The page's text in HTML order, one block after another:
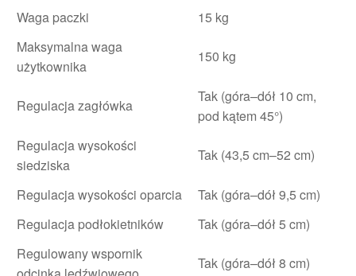
Waga paczki
15 kg
Maksymalna waga
użytkownika
150 kg
Regulacja zagłówka
Tak (góra–dół 10 cm,
pod kątem 45°)
Regulacja wysokości
siedziska
Tak (43,5 cm–52 cm)
Regulacja wysokości oparcia
Tak (góra–dół 9,5 cm)
Regulacja podłokietników
Tak (góra–dół 5 cm)
Regulowany wspornik
Tak (góra–dół 8 cm)